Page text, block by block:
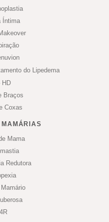
Íntima
do Lipedema
HD
Braços
Coxas
Mama
Redutora